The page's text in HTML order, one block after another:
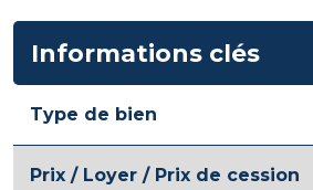
Informations clés
Type de bien
Prix / Loyer / Prix de cession